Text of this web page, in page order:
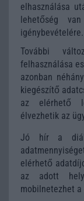
elhasználása
lehetőség
igénybevételére.
További
felhasználása
azonban
kiegészítő
az elérhető
élvezhetik az
Jó hír a
elérhető
az adott
mobilnetezhet